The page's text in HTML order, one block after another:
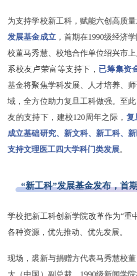
为支持学校新工科，赋能六创高质
发展基金成立 ，首期在1990级经济
校董马秀慧、校地合作单位绍兴市
系校友卢荣富等支持下， 已筹集资
基金将聚焦学科发展、人才培养、
域，全方位助力复旦工科做强。至
友的支持下，建校120周年之际， 复
成立基础研究、新文科、新工科、
支持文理医工四大学科门类发展。
“新工科”发展基金发布，首
学校把新工科创新学院改革作为“重
各种资源，优先推动、优先发展。
现场，裘新与捐赠方代表马秀慧校
大（中国）副总裁、1990级新闻学